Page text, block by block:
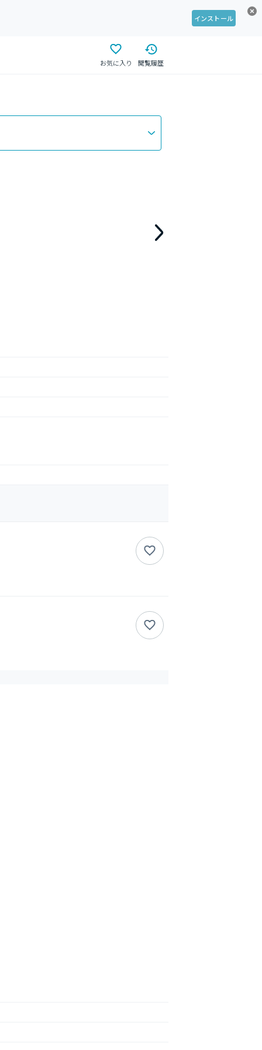
インストール
お気に入り 閲覧履歴